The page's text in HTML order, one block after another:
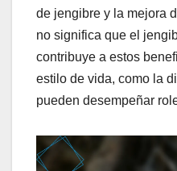
de jengibre y la mejora
no significa que el
contribuye a estos
estilo de vida, como la
pueden desempeñar